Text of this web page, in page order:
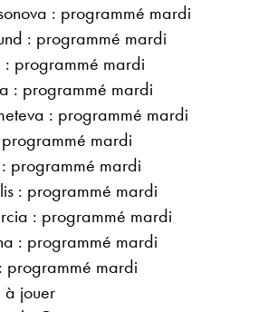
: programmé mardi
: programmé mardi
programmé mardi
: programmé mardi
: programmé mardi
mardi
programmé mardi
: programmé mardi
: programmé mardi
: programmé mardi
programmé mardi
à jouer